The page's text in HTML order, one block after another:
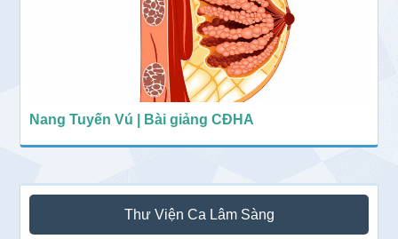
Nang Tuyến Vú | Bài giảng CĐHA
Thư Viện Ca Lâm Sàng